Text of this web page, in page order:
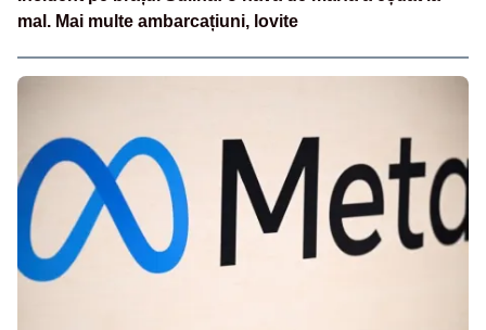
mal. Mai multe ambarcațiuni, lovite